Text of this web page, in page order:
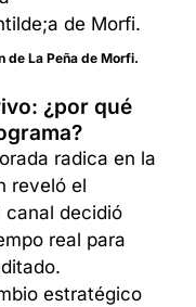
de La Peña de Morfi.
¿por qué
radica en la
reveló el
canal decidió
real para
estratégico